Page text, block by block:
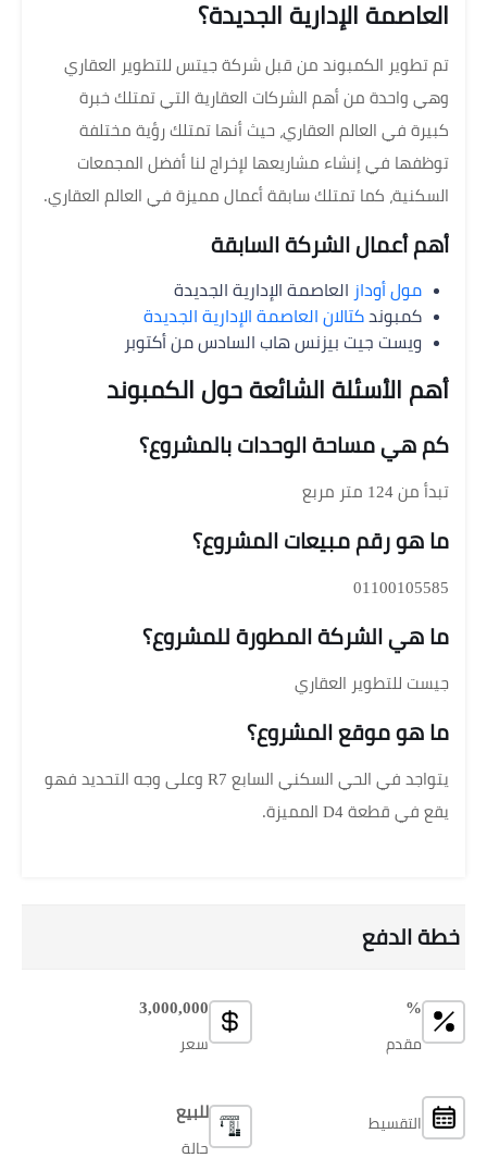
العاصمة الإدارية الجديدة؟
تم تطوير الكمبوند من قبل شركة جيتس للتطوير العقاري
وهي واحدة من أهم الشركات العقارية التي تمتلك خبرة
كبيرة في العالم العقاري، حيث أنها تمتلك رؤية مختلفة
توظفها في إنشاء مشاريعها لإخراج لنا أفضل المجمعات
السكنية، كما تمتلك سابقة أعمال مميزة في العالم العقاري.
أهم أعمال الشركة السابقة
مول أوداز العاصمة الإدارية الجديدة
كمبوند كتالان العاصمة الإدارية الجديدة
ويست جيت بيزنس هاب السادس من أكتوبر
أهم الأسئلة الشائعة حول الكمبوند
كم هي مساحة الوحدات بالمشروع؟
تبدأ من 124 متر مربع
ما هو رقم مبيعات المشروع؟
01100105585
ما هي الشركة المطورة للمشروع؟
جيست للتطوير العقاري
ما هو موقع المشروع؟
يتواجد في الحي السكني السابع R7 وعلى وجه التحديد فهو
يقع في قطعة D4 المميزة.
خطة الدفع
%
مقدم
التقسيط
3,000,000
سعر
للبيع
حالة